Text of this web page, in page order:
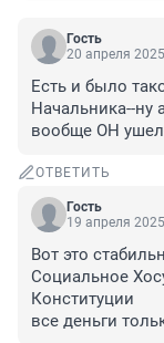
Гость
20 апреля
Есть и было
Начальника--ну
вообще ОН
ОТВЕТИТЬ
Гость
19 апреля
Вот это
Социальное
Конституции
все деньги